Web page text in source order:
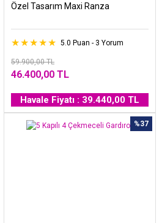
Özel Tasarım Maxi Ranza
5.0 Puan - 3 Yorum
59.900,00 TL
46.400,00 TL
Havale Fiyatı : 39.440,00 TL
%37